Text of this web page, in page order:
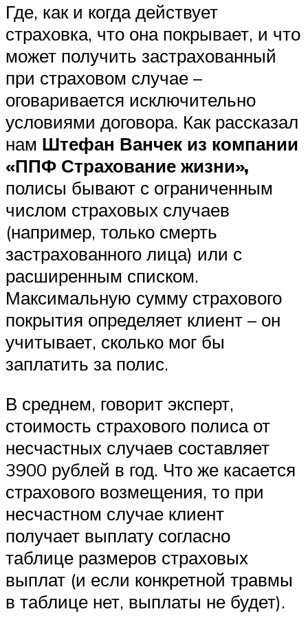
Где, как и когда действует
страховка, что она покрывает, и что
может получить застрахованный
при страховом случае –
оговаривается исключительно
условиями договора. Как рассказал
нам Штефан Ванчек из компании
«ППФ Страхование жизни»,
полисы бывают с ограниченным
числом страховых случаев
(например, только смерть
застрахованного лица) или с
расширенным списком.
Максимальную сумму страхового
покрытия определяет клиент – он
учитывает, сколько мог бы
заплатить за полис.
В среднем, говорит эксперт,
стоимость страхового полиса от
несчастных случаев составляет
3900 рублей в год. Что же касается
страхового возмещения, то при
несчастном случае клиент
получает выплату согласно
таблице размеров страховых
выплат (и если конкретной травмы
в таблице нет, выплаты не будет).